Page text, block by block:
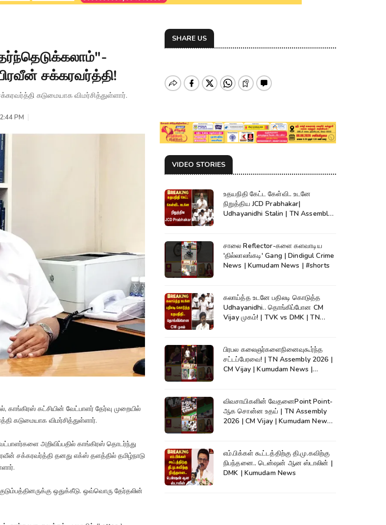
சக்கரவர்த்தி!
கடுமையாக விமர்சித்துள்ளார்.
PM
கட்சியின் வேட்பாளர் தேர்வு முறையில்
கடுமையாக விமர்சித்துள்ளார்.
அறிவிப்பதில் காங்கிரஸ் தொடர்ந்து
சக்கரவர்த்தி தனது எக்ஸ் தளத்தில் தமிழ்நாடு
ஒதுக்கீடு. ஒவ்வொரு தேர்தலின்
SHARE US
VIDEO STORIES
உதயநிதி கேட்ட கேள்வி.. உடனே
நிறுத்திய JCD Prabhakar|
Udhayanidhi Stalin | TN Assembly |
சாலை Reflector-களை களவாடிய
'தில்லாலங்கடி' Gang | Dindigul Crime
News | Kumudam News | #shorts
கலாய்த்த உடனே பதிலடி கொடுத்த
Udhayanidhi.. தொங்கிப்போன CM
Vijay முகம்! | TVK vs DMK | TN
பிரபல கலைஞர்களைநினைவுகூர்ந்த
சட்டப்பேரவை! | TN Assembly 2026 |
CM Vijay | Kumudam News |
விவசாயிகளின் வேதனைPoint Point-
ஆக சொன்ன உதய் | TN Assembly
2026 | CM Vijay | Kumudam News |
எம்.பிக்கள் கூட்டத்திற்கு தி.மு.கவிற்கு
நிபந்தனை.. டென்ஷன் ஆன ஸ்டாலின் |
DMK | Kumudam News